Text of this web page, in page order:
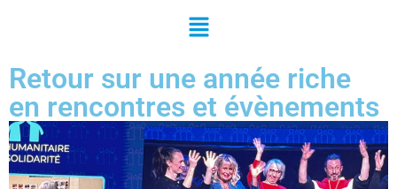
Retour sur une année riche
en rencontres et évènements